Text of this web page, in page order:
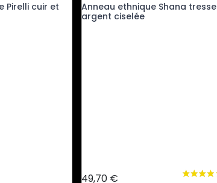
Pirelli cuir et
Anneau ethnique Shana tresse
argent ciselée
49,70 €